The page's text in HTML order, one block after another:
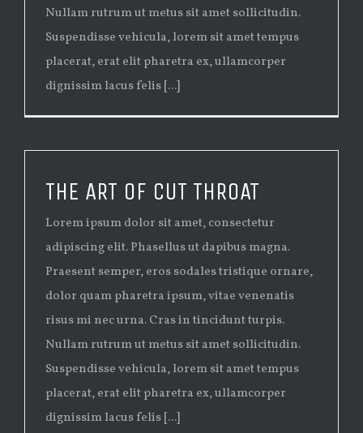
Nullam rutrum ut metus sit amet sollicitudin.
Suspendisse vehicula, lorem sit amet tempus
placerat, erat elit pharetra ex, ullamcorper
dignissim lacus felis [...]
THE ART OF CUT THROAT
Lorem ipsum dolor sit amet, consectetur
adipiscing elit. Phasellus ut dapibus magna.
Praesent semper, eros sodales tristique ornare,
dolor quam pharetra ipsum, vitae venenatis
risus mi nec urna. Cras in tincidunt turpis.
Nullam rutrum ut metus sit amet sollicitudin.
Suspendisse vehicula, lorem sit amet tempus
placerat, erat elit pharetra ex, ullamcorper
dignissim lacus felis [...]